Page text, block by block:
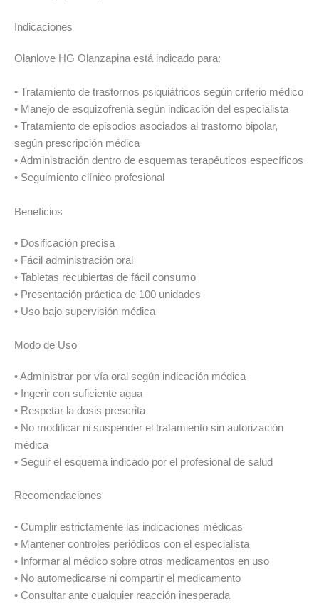
Indicaciones
Olanlove HG Olanzapina está indicado para:
• Tratamiento de trastornos psiquiátricos según criterio médico
• Manejo de esquizofrenia según indicación del especialista
• Tratamiento de episodios asociados al trastorno bipolar,
según prescripción médica
• Administración dentro de esquemas terapéuticos específicos
• Seguimiento clínico profesional
Beneficios
• Dosificación precisa
• Fácil administración oral
• Tabletas recubiertas de fácil consumo
• Presentación práctica de 100 unidades
• Uso bajo supervisión médica
Modo de Uso
• Administrar por vía oral según indicación médica
• Ingerir con suficiente agua
• Respetar la dosis prescrita
• No modificar ni suspender el tratamiento sin autorización
médica
• Seguir el esquema indicado por el profesional de salud
Recomendaciones
• Cumplir estrictamente las indicaciones médicas
• Mantener controles periódicos con el especialista
• Informar al médico sobre otros medicamentos en uso
• No automedicarse ni compartir el medicamento
• Consultar ante cualquier reacción inesperada